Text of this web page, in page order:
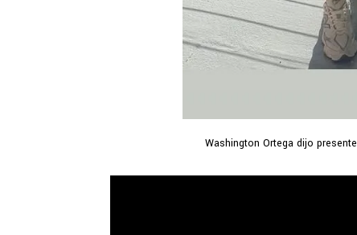
Washington Ortega dijo